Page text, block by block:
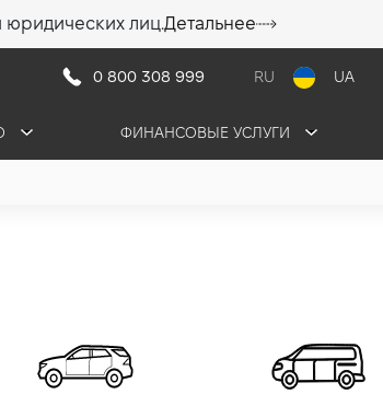
юридических лиц.Детальнее
0 800 308 999 RU UA
ФИНАНСОВЫЕ УСЛУГИ